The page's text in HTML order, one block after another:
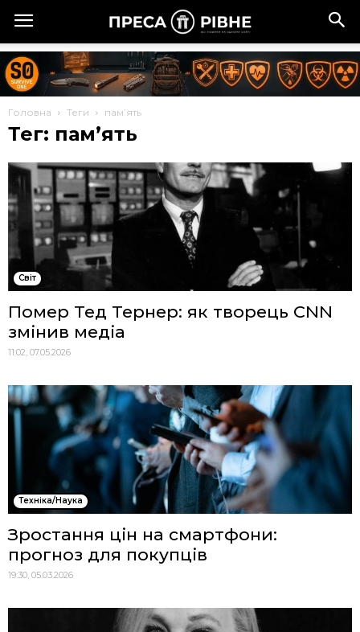
Головна Теги пам’ять
Тег: пам’ять
Cвіт
Помер Тед Тернер: як творець CNN
змінив медіа
11:02, 07.05.2026
Техніка/Наука
Зростання цін на смартфони:
прогноз для покупців
19:30, 05.03.2026